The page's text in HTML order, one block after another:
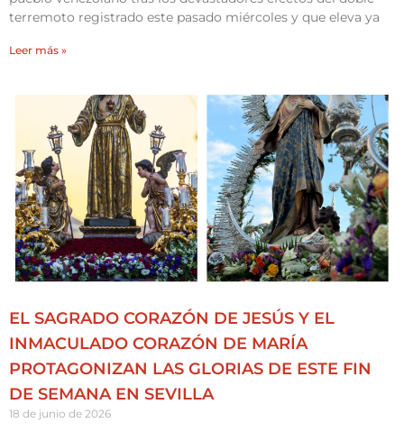
terremoto registrado este pasado miércoles y que eleva ya
Leer más »
EL SAGRADO CORAZÓN DE JESÚS Y EL
INMACULADO CORAZÓN DE MARÍA
PROTAGONIZAN LAS GLORIAS DE ESTE FIN
DE SEMANA EN SEVILLA
18 de junio de 2026